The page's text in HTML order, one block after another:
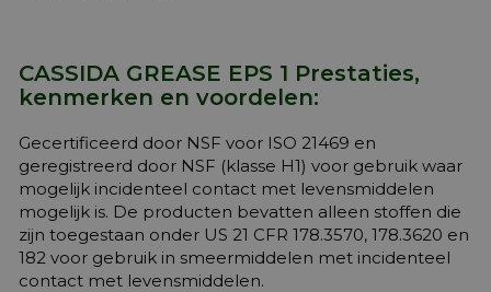
CASSIDA GREASE EPS 1 Prestaties,
kenmerken en voordelen:
Gecertificeerd door NSF voor ISO 21469 en
geregistreerd door NSF (klasse H1) voor gebruik waar
mogelijk incidenteel contact met levensmiddelen
mogelijk is. De producten bevatten alleen stoffen die
zijn toegestaan onder US 21 CFR 178.3570, 178.3620 en
182 voor gebruik in smeermiddelen met incidenteel
contact met levensmiddelen.